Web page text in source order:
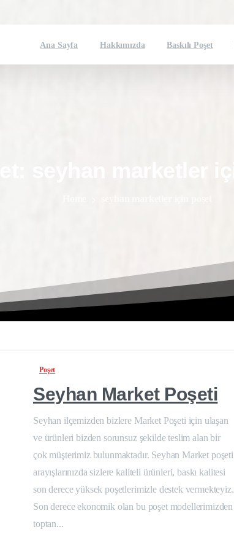
Ana Sayfa Hakkımızda Baskılı Poşet
Poşet
Seyhan Market Poşeti
Seyhan ilçemizden bizlere Market Poşeti için ulaşan
ve ürünleri bizden sorunsuz şekilde teslim alan bir
çok müşterimiz bulunmaktadır. Seyhan Market poşeti
arayışlarınızda sizlere kaliteli ürünleri, baskı kalitesi
son derece yüksek poşetlerimizle destek vermekteyiz.
Son derece ekonomik olan bu poşet modellerimizden
toptan...